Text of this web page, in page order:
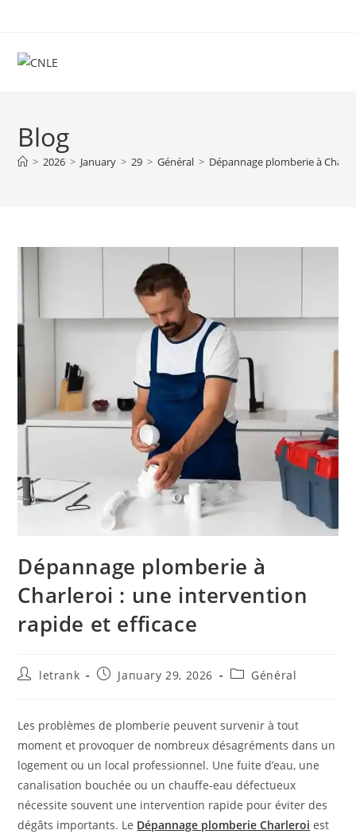
content
Blog
> 2026 > January > 29 > Général > Dépannage plomberie à
Dépannage plomberie à
Charleroi : une intervention
rapide et efficace
Postletrank
PostJanuary 29, 2026
PostGénéral
Les problèmes de plomberie peuvent survenir à tout
moment et provoquer de nombreux désagréments dans un
logement ou un local professionnel. Une fuite d’eau, une
canalisation bouchée ou un chauffe-eau défectueux
nécessite souvent une intervention rapide pour éviter des
dégâts importants. Le Dépannage plomberie Charleroi est